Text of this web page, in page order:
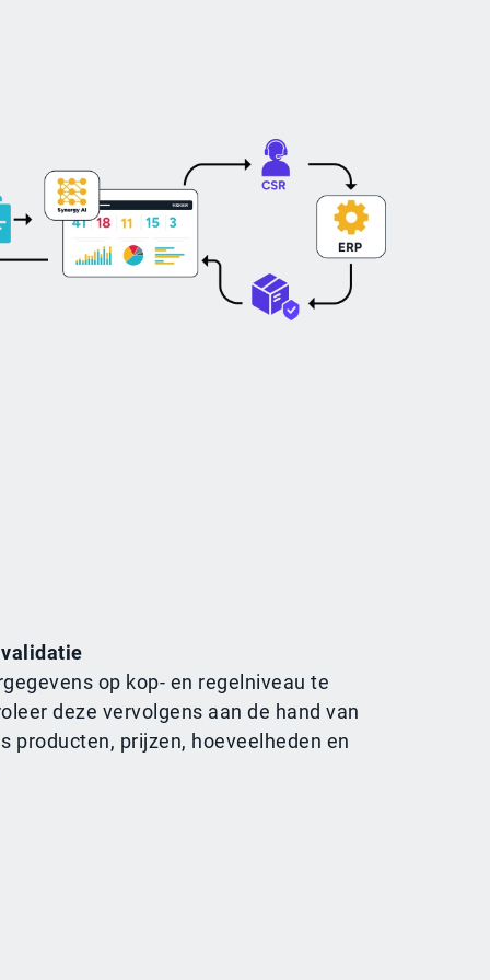
op kop- en regelniveau te
deze vervolgens aan de hand van
producten, prijzen, hoeveelheden en